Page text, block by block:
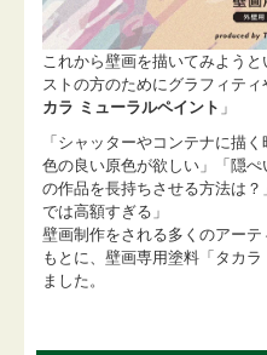
これから壁画を描いてみよう
ストの方のためにグラフィテ
カラ ミューラルペイント 」
「シャッターやコンテナに描
色の良い原色が欲しい」「隠
の作品を長持ちさせる方法は
では高額すぎる」
壁画制作をされる多くのアー
もとに、壁画専用塗料「タカ
ました。